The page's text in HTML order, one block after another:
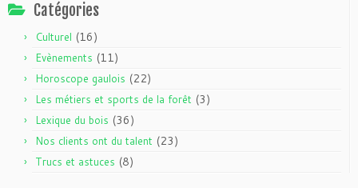
Catégories
Culturel (16)
Evènements (11)
Horoscope gaulois (22)
Les métiers et sports de la forêt (3)
Lexique du bois (36)
Nos clients ont du talent (23)
Trucs et astuces (8)